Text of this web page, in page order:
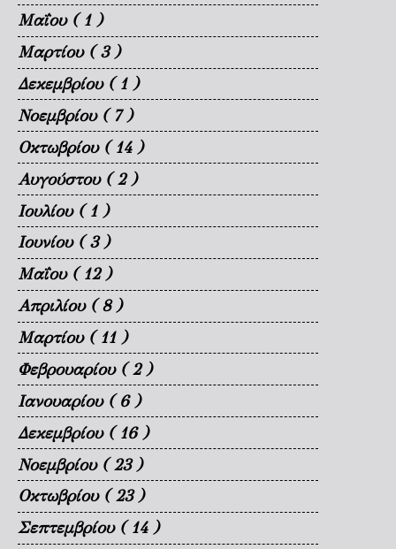
Μαΐου ( 1 )
Μαρτίου ( 3 )
Δεκεμβρίου ( 1 )
Νοεμβρίου ( 7 )
Οκτωβρίου ( 14 )
Αυγούστου ( 2 )
Ιουλίου ( 1 )
Ιουνίου ( 3 )
Μαΐου ( 12 )
Απριλίου ( 8 )
Μαρτίου ( 11 )
Φεβρουαρίου ( 2 )
Ιανουαρίου ( 6 )
Δεκεμβρίου ( 16 )
Νοεμβρίου ( 23 )
Οκτωβρίου ( 23 )
Σεπτεμβρίου ( 14 )